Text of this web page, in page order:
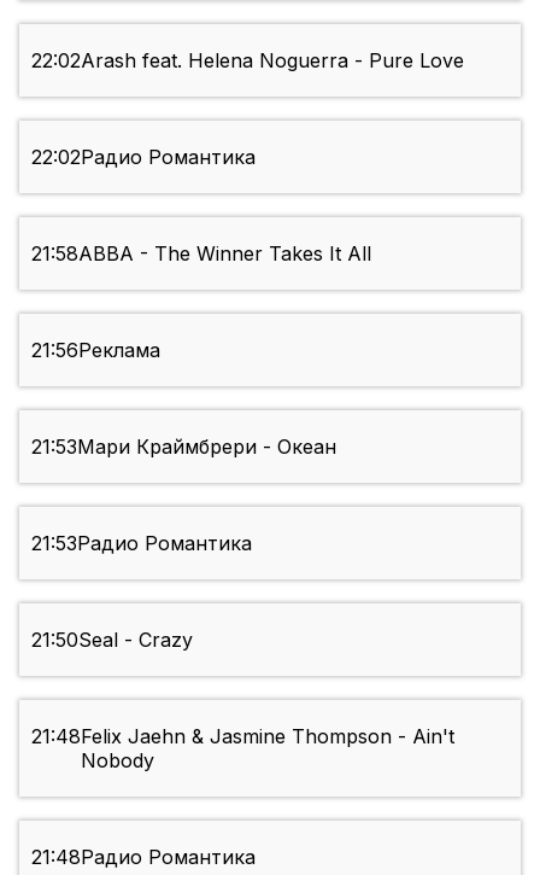
22:02Arash feat. Helena Noguerra - Pure Love
22:02Радио Романтика
21:58ABBA - The Winner Takes It All
21:56Реклама
21:53Мари Краймбрери - Океан
21:53Радио Романтика
21:50Seal - Crazy
21:48Felix Jaehn & Jasmine Thompson - Ain't
Nobody
21:48Радио Романтика